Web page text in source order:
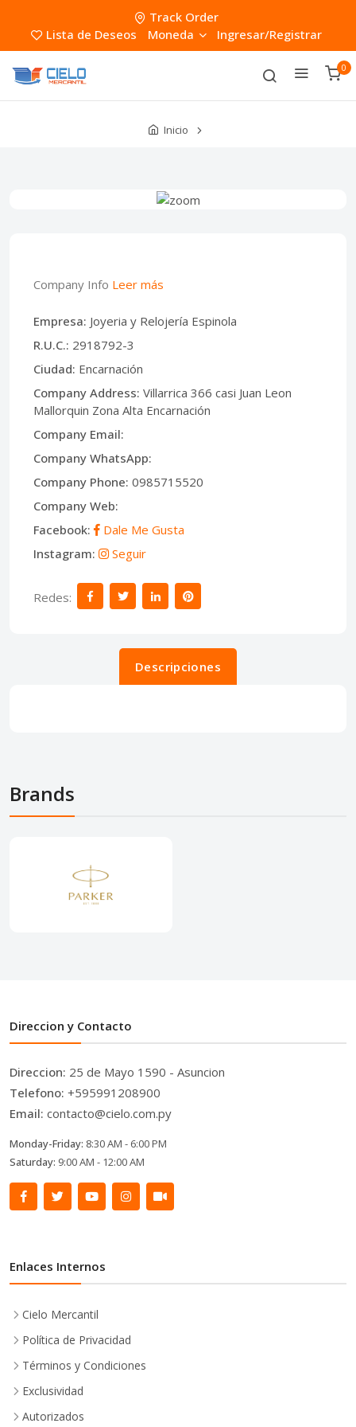
Track Order
Lista de Deseos
Moneda Ingresar/Registrar
0
Inicio
Company Info Leer más
Empresa: Joyeria y Relojería Espinola
R.U.C.: 2918792-3
Ciudad: Encarnación
Company Address: Villarrica 366 casi Juan Leon
Mallorquin Zona Alta Encarnación
Company Email:
Company WhatsApp:
Company Phone: 0985715520
Company Web:
Facebook:
Dale Me Gusta
Instagram:
Seguir
Redes:
Descripciones
Brands
Direccion y Contacto
Direccion: 25 de Mayo 1590 - Asuncion
Telefono: +595991208900
Email: contacto@cielo.com.py
Monday-Friday: 8:30 AM - 6:00 PM
Saturday: 9:00 AM - 12:00 AM
Enlaces Internos
Cielo Mercantil
Política de Privacidad
Términos y Condiciones
Exclusividad
Autorizados